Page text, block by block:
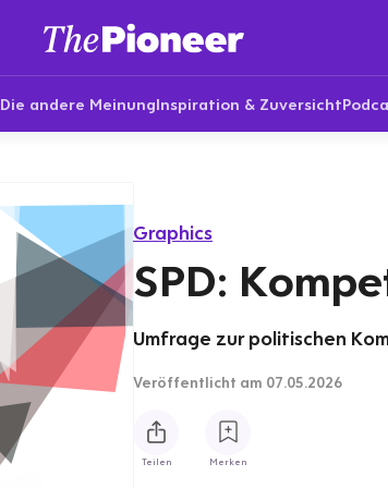
Die andere MeinungInspiration & Zuversicht
Graphics
SPD:
Umfrage zur politischen
Veröffentlicht am 07.05.2026
Teilen Merken